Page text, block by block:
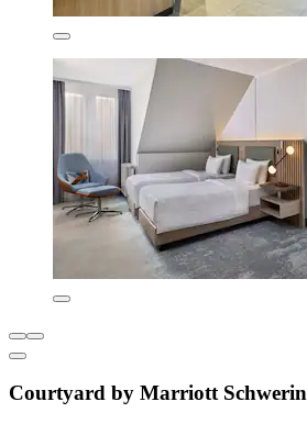
Courtyard by Marriott Schwerin